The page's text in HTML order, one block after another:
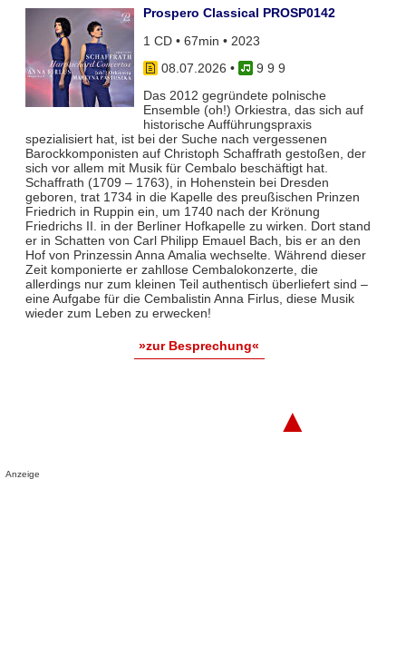
Prospero Classical PROSP0142
1 CD • 67min • 2023
08.07.2026 •
9 9 9
Das 2012 gegründete polnische
Ensemble (oh!) Orkiestra, das sich auf
historische Aufführungspraxis
spezialisiert hat, ist bei der Suche nach vergessenen
Barockkomponisten auf Christoph Schaffrath gestoßen, der
sich vor allem mit Musik für Cembalo beschäftigt hat.
Schaffrath (1709 – 1763), in Hohenstein bei Dresden
geboren, trat 1734 in die Kapelle des preußischen Prinzen
Friedrich in Ruppin ein, um 1740 nach der Krönung
Friedrichs II. in der Berliner Hofkapelle zu wirken. Dort stand
er in Schatten von Carl Philipp Emauel Bach, bis er an den
Hof von Prinzessin Anna Amalia wechselte. Während dieser
Zeit komponierte er zahllose Cembalokonzerte, die
allerdings nur zum kleinen Teil authentisch überliefert sind –
eine Aufgabe für die Cembalistin Anna Firlus, diese Musik
wieder zum Leben zu erwecken!
»zur Besprechung«
▲
Anzeige